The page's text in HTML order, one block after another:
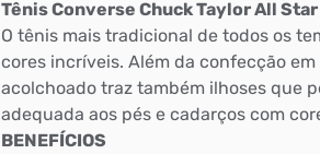
Tênis Converse Chuck Taylor All
O tênis mais tradicional de todos os
cores incríveis. Além da confecção
acolchoado traz também ilhoses que
adequada aos pés e cadarços com
BENEFÍCIOS